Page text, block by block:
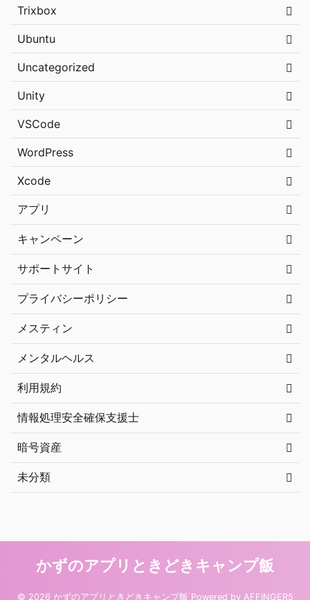
Trixbox
Ubuntu
Uncategorized
Unity
VSCode
WordPress
Xcode
アプリ
キャンペーン
サポートサイト
プライバシーポリシー
メスティン
メンタルヘルス
利用規約
情報処理安全確保支援士
暗号資産
未分類
かずのアプリときどきキャンプ飯
© 2026 かずのアプリときどきキャンプ飯 Powered by AFFINGER5